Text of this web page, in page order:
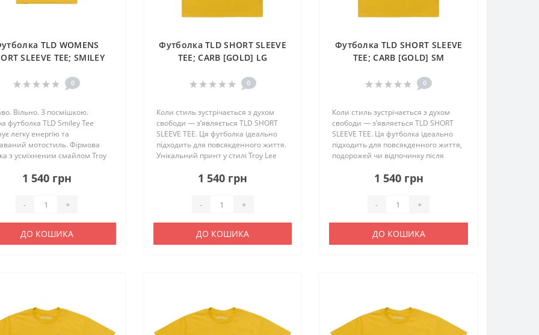
TLD WOMENS
SLEEVE TEE; SMILEY
0
Вільно. З посмішкою.
футболка TLD Smiley Tee
легку енергію та
мотостиль. Фірмова
з усміхненим смайлом Troy
виділяє тебе — як на трасі,
1 540 грн
- +
ДО КОШИКА
Футболка TLD SHORT SLEEVE
TEE; CARB [GOLD] LG
0
Коли стиль зустрічається з духом
свободи — з’являється TLD SHORT
SLEEVE TEE. Ця футболка ідеально
підходить для повсякденного життя.
Унікальний принт у стилі Troy Lee
незалежність і характер
1 540 грн
- +
ДО КОШИКА
Футболка TLD SHORT SLEEVE
TEE; CARB [GOLD] SM
0
Коли стиль зустрічається з духом
свободи — з’являється TLD SHORT
SLEEVE TEE. Ця футболка ідеально
підходить для повсякденного життя,
подорожей чи відпочинку після
Troy Lee Designs виражає характер
1 540 грн
- +
ДО КОШИКА